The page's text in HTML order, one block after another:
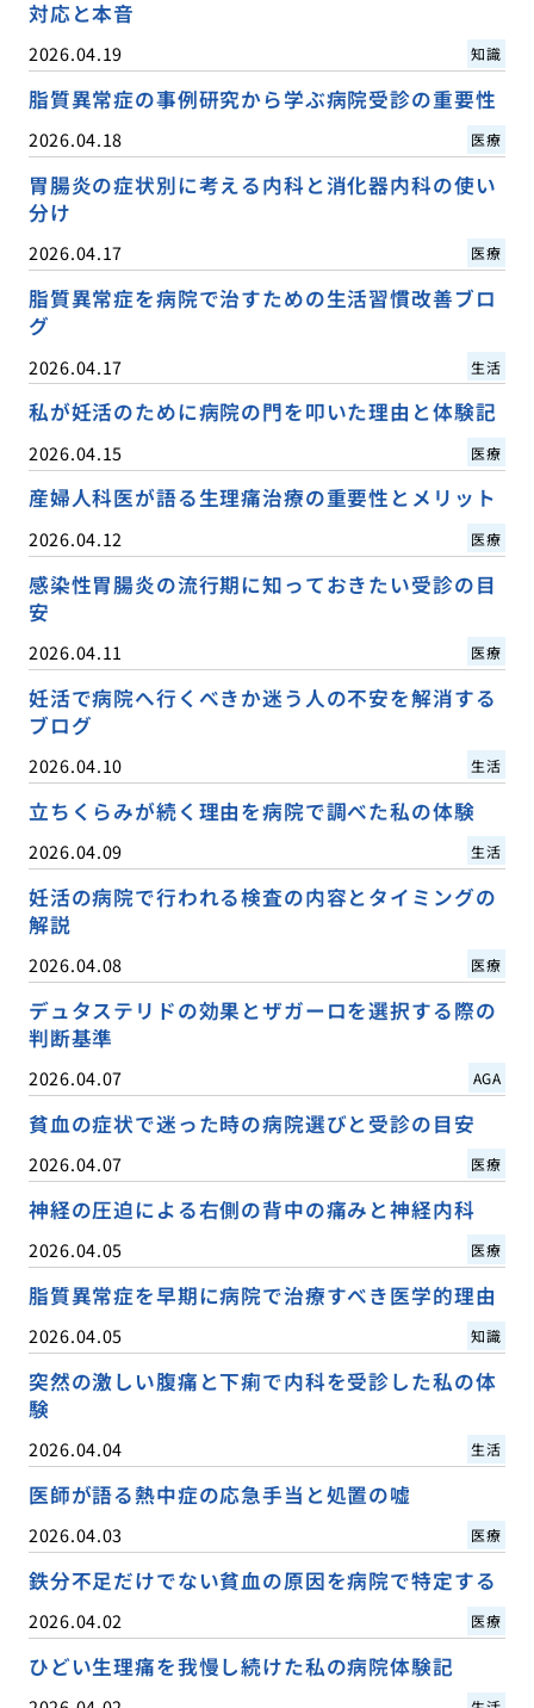
対応と本音
2026.04.19 知識
脂質異常症の事例研究から学ぶ病院受診の重要性
2026.04.18 医療
胃腸炎の症状別に考える内科と消化器内科の使い
分け
2026.04.17 医療
脂質異常症を病院で治すための生活習慣改善ブロ
グ
2026.04.17 生活
私が妊活のために病院の門を叩いた理由と体験記
2026.04.15 医療
産婦人科医が語る生理痛治療の重要性とメリット
2026.04.12 医療
感染性胃腸炎の流行期に知っておきたい受診の目
安
2026.04.11 医療
妊活で病院へ行くべきか迷う人の不安を解消する
ブログ
2026.04.10 生活
立ちくらみが続く理由を病院で調べた私の体験
2026.04.09 生活
妊活の病院で行われる検査の内容とタイミングの
解説
2026.04.08 医療
デュタステリドの効果とザガーロを選択する際の
判断基準
2026.04.07 AGA
貧血の症状で迷った時の病院選びと受診の目安
2026.04.07 医療
神経の圧迫による右側の背中の痛みと神経内科
2026.04.05 医療
脂質異常症を早期に病院で治療すべき医学的理由
2026.04.05 知識
突然の激しい腹痛と下痢で内科を受診した私の体
験
2026.04.04 生活
医師が語る熱中症の応急手当と処置の嘘
2026.04.03 医療
鉄分不足だけでない貧血の原因を病院で特定する
2026.04.02 医療
ひどい生理痛を我慢し続けた私の病院体験記